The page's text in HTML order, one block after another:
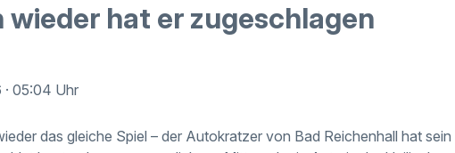
wieder hat er zugeschlagen
· 05:04 Uhr
das gleiche Spiel – der Autokratzer von Bad Reichenhall hat